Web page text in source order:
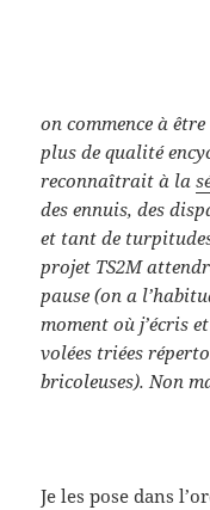
on commence à
plus de qualité
reconnaîtrait à la
des ennuis, des
et tant de
projet TS2M
pause (on a
moment où j’écris
volées triées
bricoleuses). Non
Je les pose dans